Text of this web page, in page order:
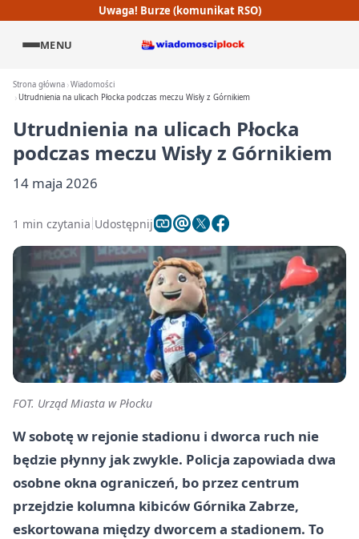
Uwaga! Burze (komunikat RSO)
MENU
Strona główna Wiadomości
Utrudnienia na ulicach Płocka podczas meczu Wisły z Górnikiem
Utrudnienia na ulicach Płocka
podczas meczu Wisły z Górnikiem
14 maja 2026
1 min czytania Udostępnij
FOT. Urząd Miasta w Płocku
W sobotę w rejonie stadionu i dworca ruch nie
będzie płynny jak zwykle. Policja zapowiada dwa
osobne okna ograniczeń, bo przez centrum
przejdzie kolumna kibiców Górnika Zabrze,
eskortowana między dworcem a stadionem. To